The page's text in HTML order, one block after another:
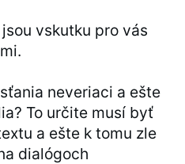
vskutku pro vás
neveriaci a ešte
To určite musí byť
a ešte k tomu zle
dialógoch